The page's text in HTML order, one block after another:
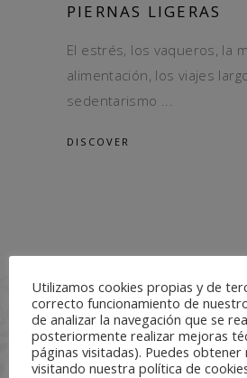
PIERNAS LIGERAS
El estrés, los vaqueros, la
alimentación, los viajes
sedentarismo
DISCOVER
Utilizamos cookies propias y de
correcto funcionamiento de
de analizar la navegación que se
posteriormente realizar mejoras
páginas visitadas). Puedes
visitando nuestra política de